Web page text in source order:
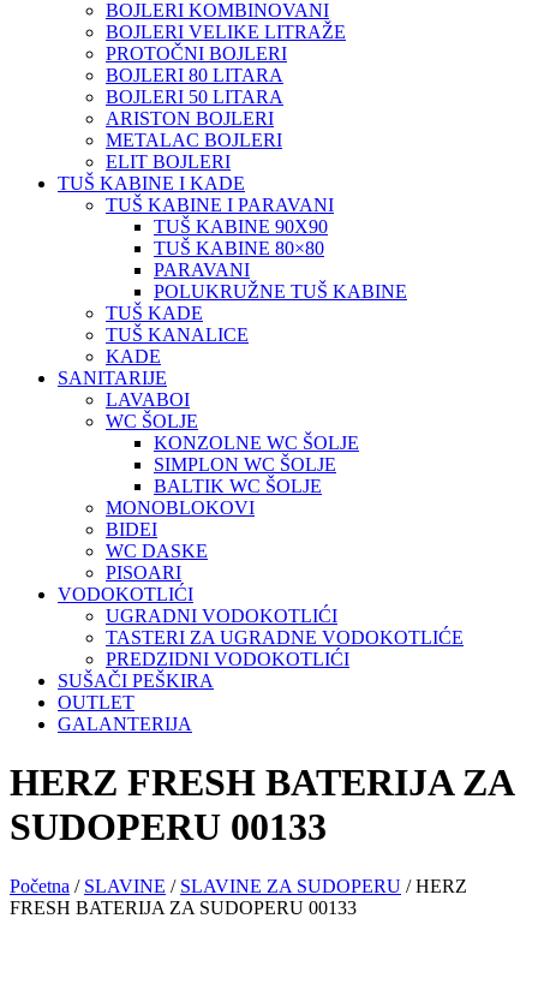
BOJLERI KOMBINOVANI
BOJLERI VELIKE LITRAŽE
PROTOČNI BOJLERI
BOJLERI 80 LITARA
BOJLERI 50 LITARA
ARISTON BOJLERI
METALAC BOJLERI
ELIT BOJLERI
TUŠ KABINE I KADE
TUŠ KABINE I PARAVANI
TUŠ KABINE 90X90
TUŠ KABINE 80×80
PARAVANI
POLUKRUŽNE TUŠ KABINE
TUŠ KADE
TUŠ KANALICE
KADE
SANITARIJE
LAVABOI
WC ŠOLJE
KONZOLNE WC ŠOLJE
SIMPLON WC ŠOLJE
BALTIK WC ŠOLJE
MONOBLOKOVI
BIDEI
WC DASKE
PISOARI
VODOKOTLIĆI
UGRADNI VODOKOTLIĆI
TASTERI ZA UGRADNE VODOKOTLIĆE
PREDZIDNI VODOKOTLIĆI
SUŠAČI PEŠKIRA
OUTLET
GALANTERIJA
HERZ FRESH BATERIJA ZA
SUDOPERU 00133
Početna / SLAVINE / SLAVINE ZA SUDOPERU / HERZ
FRESH BATERIJA ZA SUDOPERU 00133